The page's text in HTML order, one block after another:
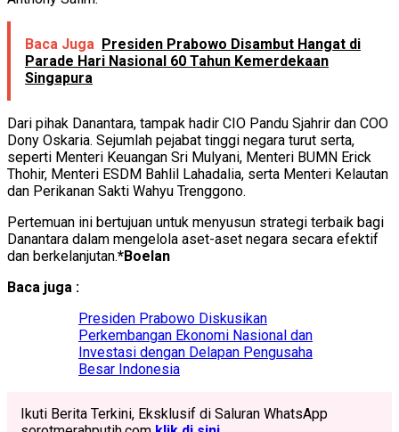
Baca Juga Presiden Prabowo Disambut Hangat di
Parade Hari Nasional 60 Tahun Kemerdekaan
Singapura
Dari pihak Danantara, tampak hadir CIO Pandu Sjahrir dan COO
Dony Oskaria. Sejumlah pejabat tinggi negara turut serta,
seperti Menteri Keuangan Sri Mulyani, Menteri BUMN Erick
Thohir, Menteri ESDM Bahlil Lahadalia, serta Menteri Kelautan
dan Perikanan Sakti Wahyu Trenggono.
Pertemuan ini bertujuan untuk menyusun strategi terbaik bagi
Danantara dalam mengelola aset-aset negara secara efektif
dan berkelanjutan.*Boelan
Baca juga :
Presiden Prabowo Diskusikan
Perkembangan Ekonomi Nasional dan
Investasi dengan Delapan Pengusaha
Besar Indonesia
Ikuti Berita Terkini, Eksklusif di Saluran WhatsApp